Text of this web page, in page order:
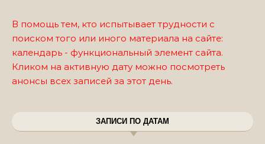
В помощь тем, кто испытывает трудности с
поиском того или иного материала на сайте:
календарь - функциональный элемент сайта.
Кликом на активную дату можно посмотреть
анонсы всех записей за этот день.
ЗАПИСИ ПО ДАТАМ